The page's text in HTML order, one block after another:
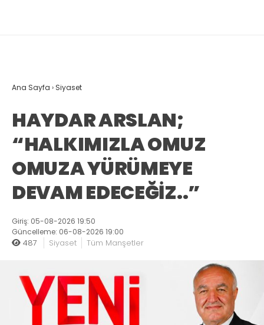
Ana Sayfa › Siyaset
HAYDAR ARSLAN;
“HALKIMIZLA OMUZ
OMUZA YÜRÜMEYE
DEVAM EDECEĞİZ..”
Giriş: 05-08-2026 19:50
Güncelleme: 06-08-2026 19:00
487 Siyaset Tüm Manşetler